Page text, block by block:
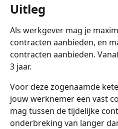
Uitleg
Als werkgever mag je
contracten aanbieden, en
contracten aanbieden.
3 jaar.
Voor deze zogenaamde
jouw werknemer een vast
mag tussen de tijdelijke
onderbreking van langer